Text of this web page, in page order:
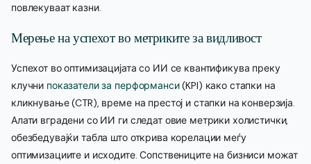
повлекуваат казни.
Мерење на успехот во метриките за видливост
Успехот во оптимизацијата со ИИ се квантификува преку
клучни показатели за перформанси(KPI) како стапки на
кликнување (CTR), време на престој и стапки на конверзија.
Алати вградени со ИИ ги следат овие метрики холистички,
обезбедувајќи табла што открива корелации меѓу
оптимизациите и исходите. Сопствениците на бизниси можат